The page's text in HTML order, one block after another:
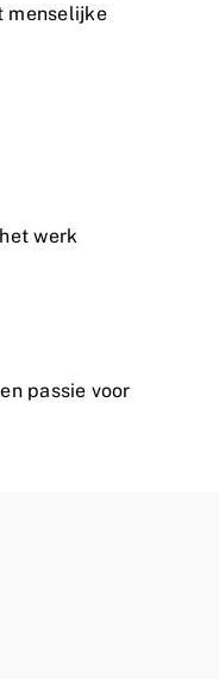
menselijke
werk
passie voor